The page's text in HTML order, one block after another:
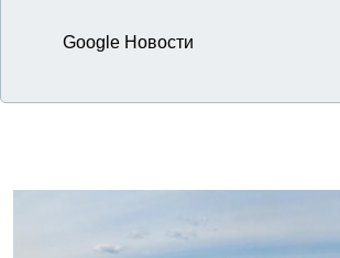
Google Новости